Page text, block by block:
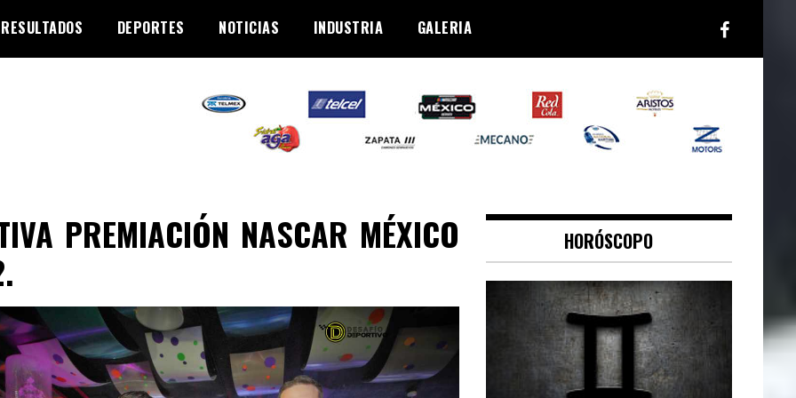
RESULTADOS DEPORTES NOTICIAS INDUSTRIA GALERIA
PREMIACIÓN NASCAR MÉXICO
HORÓSCOPO